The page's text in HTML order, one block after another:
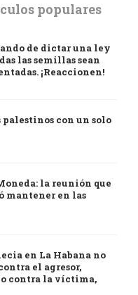
populares
de dictar una ley
las semillas sean
¡Reaccionen!
con un solo
la reunión que
mantener en las
en La Habana no
el agresor,
contra la víctima,